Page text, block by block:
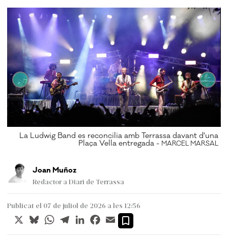
La Ludwig Band es reconcilia amb Terrassa davant d'una
Plaça Vella entregada - MARCEL MARSAL
Joan Muñoz
Redactor a Diari de Terrassa
Publicat el 07 de juliol de 2026 a les 12:56
X BlueskyWhatsApp
TelegramLinkedInFacebook
Email